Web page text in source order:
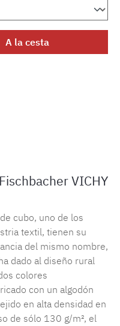
la
A la cesta
VICHY
cubo, uno de los
textil, tienen su
del mismo nombre,
dado al diseño rural
colores
con un algodón
en alta densidad en
de sólo 130 g/m², el